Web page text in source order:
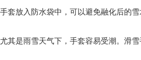
套放入防水袋中，可以避免融化后的
是雨雪天气下，手套容易受潮。滑